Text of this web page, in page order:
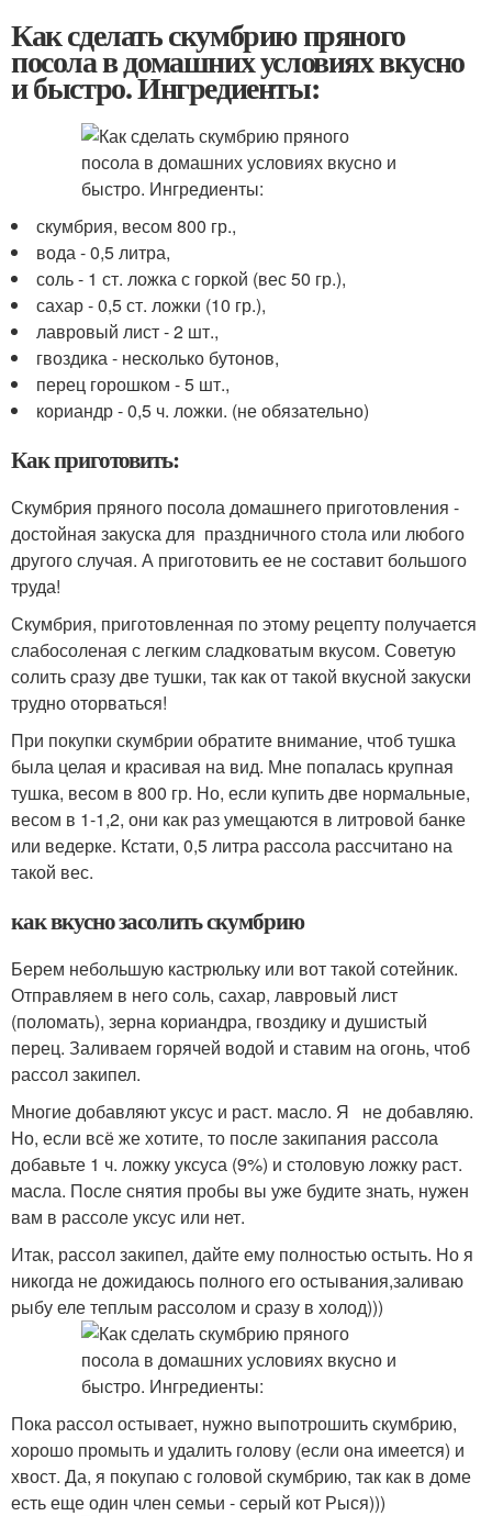
Как сделать скумбрию пряного
посола в домашних условиях вкусно
и быстро. Ингредиенты:
скумбрия, весом 800 гр.,
вода - 0,5 литра,
соль - 1 ст. ложка с горкой (вес 50 гр.),
сахар - 0,5 ст. ложки (10 гр.),
лавровый лист - 2 шт.,
гвоздика - несколько бутонов,
перец горошком - 5 шт.,
кориандр - 0,5 ч. ложки. (не обязательно)
Как приготовить:
Скумбрия пряного посола домашнего приготовления -
достойная закуска для праздничного стола или любого
другого случая. А приготовить ее не составит большого
труда!
Скумбрия, приготовленная по этому рецепту получается
слабосоленая с легким сладковатым вкусом. Советую
солить сразу две тушки, так как от такой вкусной закуски
трудно оторваться!
При покупки скумбрии обратите внимание, чтоб тушка
была целая и красивая на вид. Мне попалась крупная
тушка, весом в 800 гр. Но, если купить две нормальные,
весом в 1-1,2, они как раз умещаются в литровой банке
или ведерке. Кстати, 0,5 литра рассола рассчитано на
такой вес.
как вкусно засолить скумбрию
Берем небольшую кастрюльку или вот такой сотейник.
Отправляем в него соль, сахар, лавровый лист
(поломать), зерна кориандра, гвоздику и душистый
перец. Заливаем горячей водой и ставим на огонь, чтоб
рассол закипел.
Многие добавляют уксус и раст. масло. Я не добавляю.
Но, если всё же хотите, то после закипания рассола
добавьте 1 ч. ложку уксуса (9%) и столовую ложку раст.
масла. После снятия пробы вы уже будите знать, нужен
вам в рассоле уксус или нет.
Итак, рассол закипел, дайте ему полностью остыть. Но я
никогда не дожидаюсь полного его остывания,заливаю
рыбу еле теплым рассолом и сразу в холод)))
Пока рассол остывает, нужно выпотрошить скумбрию,
хорошо промыть и удалить голову (если она имеется) и
хвост. Да, я покупаю с головой скумбрию, так как в доме
есть еще один член семьи - серый кот Рыся)))